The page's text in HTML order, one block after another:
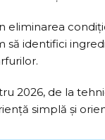
să identifici
2026, de la
simplă și